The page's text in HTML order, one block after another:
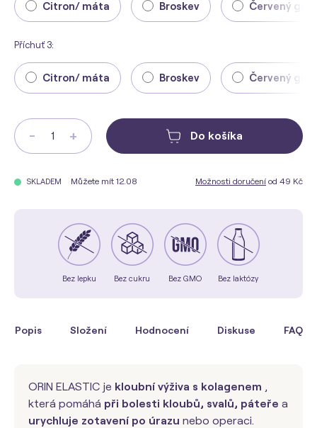
Citron/ máta Broskev Červený grep
Příchuť 3:
Citron/ máta Broskev Červený grep
- + Do košíka
SKLADEM Můžete mít 12.08 Možnosti doručení od 49 Kč
Bez lepku Bez cukru Bez GMO Bez laktózy
Popis Složení Hodnocení Diskuse FAQ
ORIN ELASTIC je kloubní výživa s kolagenem ,
která pomáhá při bolesti kloubů, svalů, páteře a
urychluje zotavení po úrazu nebo operaci.